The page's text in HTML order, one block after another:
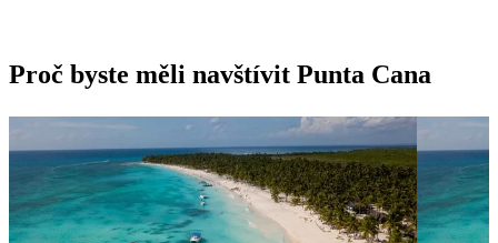
Proč byste měli navštívit Punta Cana